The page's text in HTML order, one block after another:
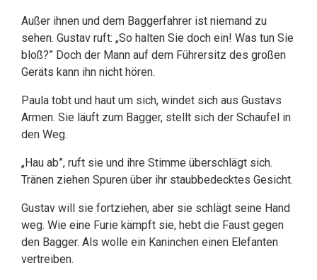
Außer ihnen und dem Baggerfahrer ist niemand zu
sehen. Gustav ruft: „So halten Sie doch ein! Was tun Sie
bloß?” Doch der Mann auf dem Führersitz des großen
Geräts kann ihn nicht hören.
Paula tobt und haut um sich, windet sich aus Gustavs
Armen. Sie läuft zum Bagger, stellt sich der Schaufel in
den Weg.
„Hau ab”, ruft sie und ihre Stimme überschlägt sich.
Tränen ziehen Spuren über ihr staubbedecktes Gesicht.
Gustav will sie fortziehen, aber sie schlägt seine Hand
weg. Wie eine Furie kämpft sie, hebt die Faust gegen
den Bagger. Als wolle ein Kaninchen einen Elefanten
vertreiben.